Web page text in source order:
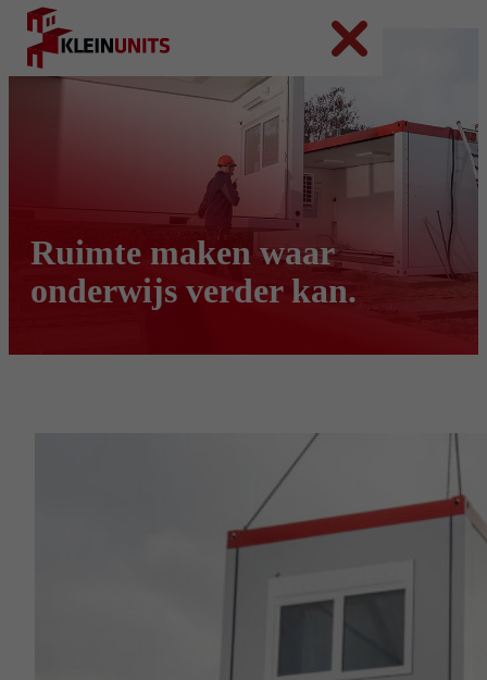
Ga naar hoofdinhoud
Ruimte maken waar
onderwijs verder kan.